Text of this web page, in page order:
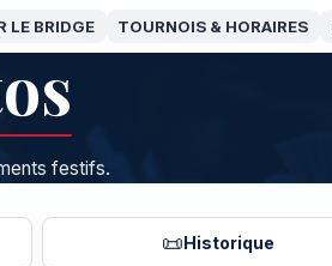
LE BRIDGE TOURNOIS & HORAIRES
festifs.
📜Historique